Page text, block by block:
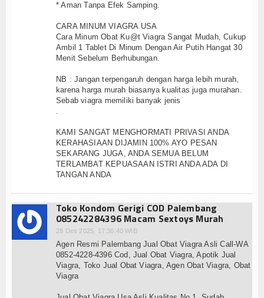
* Aman Tanpa Efek Samping.
CARA MINUM VIAGRA USA
Cara Minum Obat Ku@t Viagra Sangat Mudah, Cukup
Ambil 1 Tablet Di Minum Dengan Air Putih Hangat 30
Menit Sebelum Berhubungan.
NB : Jangan terpengaruh dengan harga lebih murah,
karena harga murah biasanya kualitas juga murahan.
Sebab viagra memiliki banyak jenis
.
KAMI SANGAT MENGHORMATI PRIVASI ANDA
KERAHASIAAN DIJAMIN 100% AYO PESAN
SEKARANG JUGA, ANDA SEMUA BELUM
TERLAMBAT KEPUASAAN ISTRI ANDA ADA DI
TANGAN ANDA
Toko Kondom Gerigi COD Palembang
085242284396 Macam Sextoys Murah
28 Des 2025, 17:36:40 WIB
Agen Resmi Palembang Jual Obat Viagra Asli Call-WA
0852-4228-4396 Cod, Jual Obat Viagra, Apotik Jual
Viagra, Toko Jual Obat Viagra, Agen Obat Viagra, Obat
Viagra